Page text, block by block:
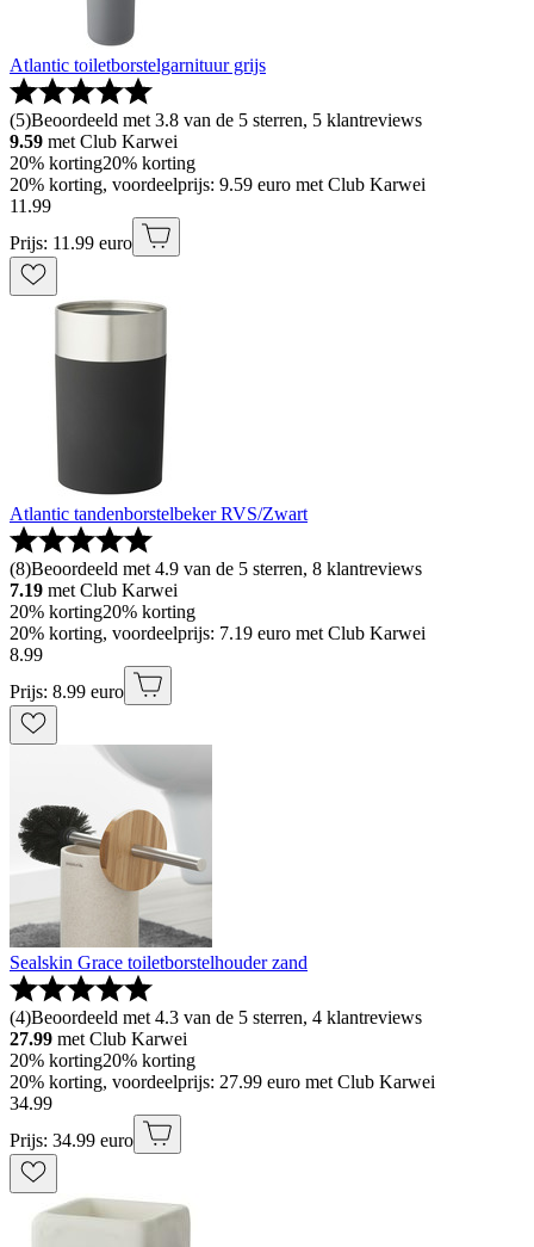
Atlantic toiletborstelgarnituur grijs
(5)Beoordeeld met 3.8 van de 5 sterren, 5 klantreviews
9.59 met Club Karwei
20% korting20% korting
20% korting, voordeelprijs: 9.59 euro met Club Karwei
11 .99
Prijs: 11.99 euro
Atlantic tandenborstelbeker RVS/Zwart
(8)Beoordeeld met 4.9 van de 5 sterren, 8 klantreviews
7.19 met Club Karwei
20% korting20% korting
20% korting, voordeelprijs: 7.19 euro met Club Karwei
8.99
Prijs: 8.99 euro
Sealskin Grace toiletborstelhouder zand
(4)Beoordeeld met 4.3 van de 5 sterren, 4 klantreviews
27.99 met Club Karwei
20% korting20% korting
20% korting, voordeelprijs: 27.99 euro met Club Karwei
34.99
Prijs: 34.99 euro